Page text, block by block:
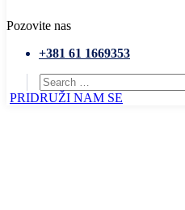
Pozovite nas
+381 61 1669353
PRIDRUŽI NAM SE